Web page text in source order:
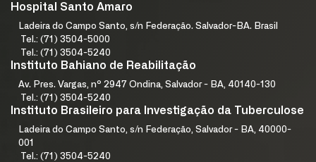
Hospital Santo Amaro
Ladeira do Campo Santo, s/n Federação. Salvador-BA. Brasil
Tel.: (71) 3504-5000
Tel.: (71) 3504-5240
Instituto Bahiano de Reabilitação
Av. Pres. Vargas, nº 2947 Ondina, Salvador - BA, 40140-130
Tel.: (71) 3504-5240
Instituto Brasileiro para Investigação da Tuberculose
Ladeira do Campo Santo, s/n Federação, Salvador - BA, 40000-
001
Tel.: (71) 3504-5240